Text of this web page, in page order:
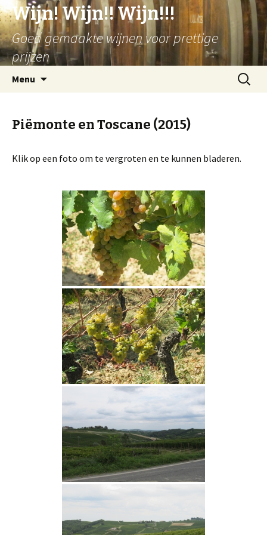
Wijn! Wijn!! Wijn!!!
Goed gemaakte wijnen voor prettige
prijzen
Menu
Zoeken
naar:
Piëmonte en Toscane (2015)
Klik op een foto om te vergroten en te kunnen bladeren.